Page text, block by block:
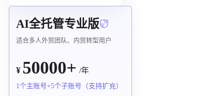
AI全托管专业版
适合多人外贸团队、内贸转型用户
¥ 50000+ /年
1个主账号+5个子账号（支持扩充）